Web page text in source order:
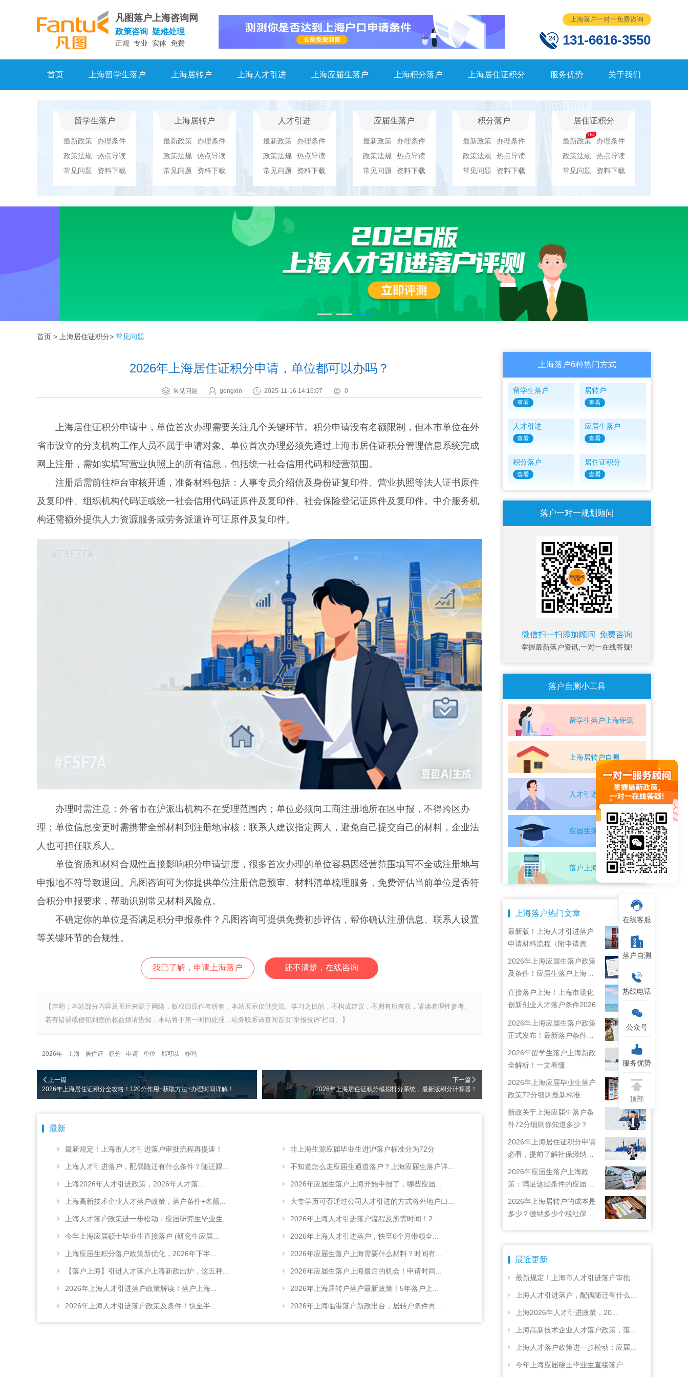
凡图落户上海咨询网
政策咨询 疑难处理
正规 专业 实体 免费
上海落户一对一免费咨询
131-6616-3550
首页 上海留学生落户 上海居转户 上海人才引进 上海应届生落户 上海积分落户 上海居住证积分 服务优势 关于我们
留学生落户
最新政策
办理条件
政策法规
热点导读
常见问题
资料下载
上海居转户
最新政策
办理条件
政策法规
热点导读
常见问题
资料下载
人才引进
最新政策
办理条件
政策法规
热点导读
常见问题
资料下载
应届生落户
最新政策
办理条件
政策法规
热点导读
常见问题
资料下载
积分落户
最新政策
办理条件
政策法规
热点导读
常见问题
资料下载
居住证积分
最新政策
办理条件
政策法规
热点导读
常见问题
资料下载
首页 > 上海居住证积分> 常见问题
2026年上海居住证积分申请，单位都可以办吗？
常见问题 gengxin 2025-11-16 14:16:07 0
上海居住证积分申请中，单位首次办理需要关注几个关键环节。积分申请没有名额限制，但本市单位在外
省市设立的分支机构工作人员不属于申请对象。单位首次办理必须先通过上海市居住证积分管理信息系统完成
网上注册，需如实填写营业执照上的所有信息，包括统一社会信用代码和经营范围。
注册后需前往柜台审核开通，准备材料包括：人事专员介绍信及身份证复印件、营业执照等法人证书原件
及复印件、组织机构代码证或统一社会信用代码证原件及复印件、社会保险登记证原件及复印件。中介服务机
构还需额外提供人力资源服务或劳务派遣许可证原件及复印件。
办理时需注意：外省市在沪派出机构不在受理范围内；单位必须向工商注册地所在区申报，不得跨区办
理；单位信息变更时需携带全部材料到注册地审核；联系人建议指定两人，避免自己提交自己的材料，企业法
人也可担任联系人。
单位资质和材料合规性直接影响积分申请进度，很多首次办理的单位容易因经营范围填写不全或注册地与
申报地不符导致退回。凡图咨询可为你提供单位注册信息预审、材料清单梳理服务，免费评估当前单位是否符
合积分申报要求，帮助识别常见材料风险点。
不确定你的单位是否满足积分申报条件？凡图咨询可提供免费初步评估，帮你确认注册信息、联系人设置
等关键环节的合规性。
我已了解，申请上海落户 还不清楚，在线咨询
【声明：本站部分内容及图片来源于网络，版权归原作者所有，本站展示仅供交流、学习之目的，不构成建议，不拥有所有权，请读者理性参考。
若有错误或侵犯到您的权益烦请告知，本站将于第一时间处理，站务联系请查阅首页“举报投诉”栏目。】
2026年 上海 居住证 积分 申请 单位 都可以 办吗
上一篇
2026年上海居住证积分全攻略！120分作用+获取方法+办理时间详解！
下一篇
2026年上海居住证积分模拟打分系统，最新版积分计算器！
最新
最新规定！上海市人才引进落户审批流程再提速！
上海人才引进落户，配偶随迁有什么条件？随迁跟...
上海2026年人才引进政策，2026年人才落...
上海高新技术企业人才落户政策，落户条件+名额...
上海人才落户政策进一步松动：应届研究生毕业生...
今年上海应届硕士毕业生直接落户 (研究生应届...
上海应届生积分落户政策新优化，2026年下半...
【落户上海】引进人才落户上海新政出炉，这五种...
2026年上海人才引进落户政策解读！落户上海...
2026年上海人才引进落户政策及条件！快至半...
非上海生源应届毕业生进沪落户标准分为72分
不知道怎么走应届生通道落户？上海应届生落户详...
2026年应届生落户上海开始申报了，哪些应届...
大专学历可否通过公司人才引进的方式将外地户口...
2026年上海人才引进落户流程及所需时间！2...
2026年上海人才引进落户，快至6个月带领全...
2026年应届生落户上海需要什么材料？时间有...
2026年应届生落户上海最后的机会！申请时间...
2026年上海居转户落户最新政策！5年落户上...
2026年上海临港落户新政出台，居转户条件再...
上海落户6种热门方式
留学生落户
查看
居转户
查看
人才引进
查看
应届生落户
查看
积分落户
查看
居住证积分
查看
落户一对一规划顾问
微信扫一扫添加顾问 免费咨询
掌握最新落户资讯,一对一在线答疑!
落户自测小工具
留学生落户上海评测
上海居转户自测
人才引进落户评测
应届生落户上海自测
落户上海条件自测
上海落户热门文章
最新版！上海人才引进落户
申请材料流程（附申请表下
2026年上海应届生落户政策
及条件！应届生落户上海准
直接落户上海！上海市场化
创新创业人才落户条件2026
2026年上海应届生落户政策
正式发布！最新落户条件及
流程解析！
2026年留学生落户上海新政
全解析！一文看懂
2026年上海应届毕业生落户
政策72分细则最新标准
新政关于上海应届生落户条
件72分细则你知道多少？
2026年上海居住证积分申请
必看，提前了解社保缴纳要
2026年应届生落户上海政
策：满足这些条件的应届生
就能落户上海啦！
2026年上海居转户的成本是
多少？缴纳多少个税社保才
最近更新
最新规定！上海市人才引进落户审批...
上海人才引进落户，配偶随迁有什么...
上海2026年人才引进政策，20...
上海高新技术企业人才落户政策，落...
上海人才落户政策进一步松动：应届...
今年上海应届硕士毕业生直接落户 ...
在线客服
落户自测
热线电话
公众号
服务优势
顶部